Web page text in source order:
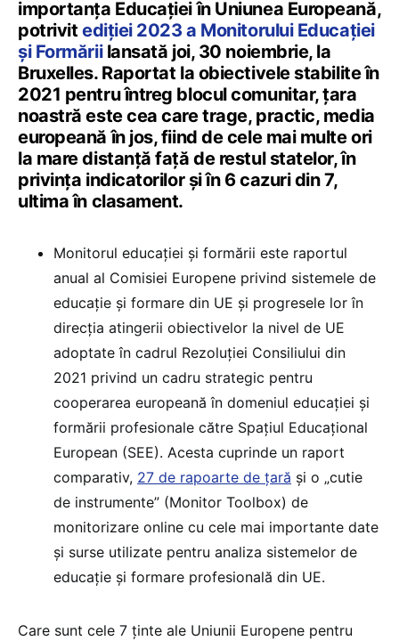
importanța Educației în Uniunea Europeană,
potrivit ediției 2023 a Monitorului Educației
și Formăriilansată joi, 30 noiembrie, la
Bruxelles. Raportat la obiectivele stabilite în
2021 pentru întreg blocul comunitar, țara
noastră este cea care trage, practic, media
europeană în jos, fiind de cele mai multe ori
la mare distanță față de restul statelor, în
privința indicatorilor și în 6 cazuri din 7,
ultima în clasament.
Monitorul educației și formării este raportul
anual al Comisiei Europene privind sistemele de
educație și formare din UE și progresele lor în
direcția atingerii obiectivelor la nivel de UE
adoptate în cadrul Rezoluției Consiliului din
2021 privind un cadru strategic pentru
cooperarea europeană în domeniul educației și
formării profesionale către Spațiul Educațional
European (SEE). Acesta cuprinde un raport
comparativ, 27 de rapoarte de țară și o „cutie
de instrumente” (Monitor Toolbox) de
monitorizare online cu cele mai importante date
și surse utilizate pentru analiza sistemelor de
educație și formare profesională din UE.
Care sunt cele 7 ținte ale Uniunii Europene pentru